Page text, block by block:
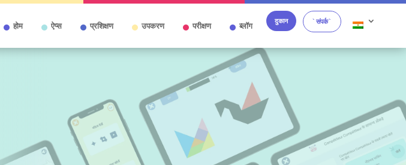
होम ऐप्स प्रशिक्षण उपकरण परीक्षण ब्लॉग दुकान `संपर्क`